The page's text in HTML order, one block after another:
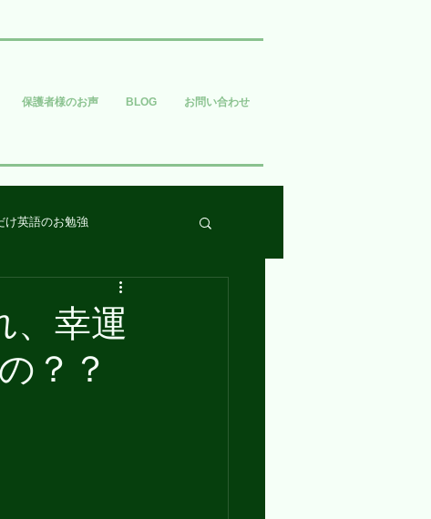
保護者様のお声 BLOG お問い合わせ
け英語のお勉強
、幸運
？？